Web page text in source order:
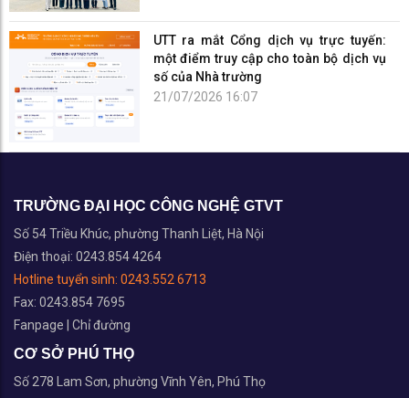
UTT ra mắt Cổng dịch vụ trực tuyến:
một điểm truy cập cho toàn bộ dịch vụ
số của Nhà trường
21/07/2026 16:07
TRƯỜNG ĐẠI HỌC CÔNG NGHỆ GTVT
Số 54 Triều Khúc, phường Thanh Liệt, Hà Nội
Điện thoại: 0243.854 4264
Hotline tuyển sinh: 0243.552 6713
Fax: 0243.854 7695
Fanpage
Chỉ đường
CƠ SỞ PHÚ THỌ
Số 278 Lam Sơn, phường Vĩnh Yên, Phú Thọ